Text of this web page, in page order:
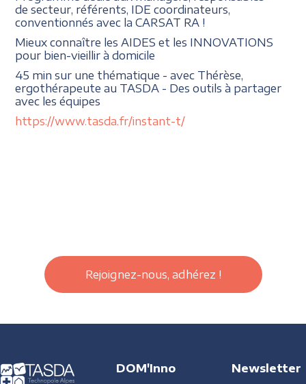
de secteur, référents, IDE coordinateurs,
conventionnés avec la CARSAT RA !
Mieux connaître les AIDES et les INNOVATIONS
pour bien-vieillir à domicile
45 min sur une thématique - avec Thérèse,
ergothérapeute au TASDA - Des outils à partager
avec les équipes
https://www.tasda.fr/instant-t/
Rejoignez-nous, adhérez !
DOM'Inno Newsletter